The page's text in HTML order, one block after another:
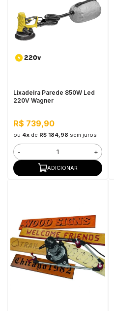
Lixadeira Parede 850W Led
220V Wagner
R$ 739,90
ou 4xde R$ 184,98 sem juros
- +
ADICIONAR